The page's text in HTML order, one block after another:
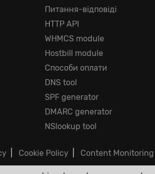
Питання-відповіді
HTTP API
WHMCS module
Hostbill module
Способи оплати
DNS tool
SPF generator
DMARC generator
NSlookup tool
Cookie Policy Content